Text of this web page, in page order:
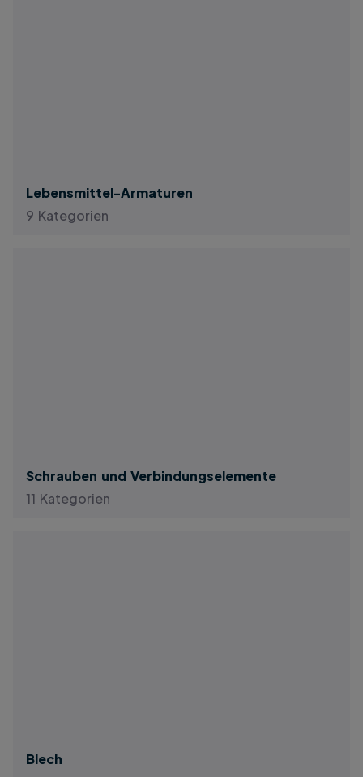
Lebensmittel-Armaturen
9 Kategorien
Schrauben und Verbindungselemente
11 Kategorien
Blech